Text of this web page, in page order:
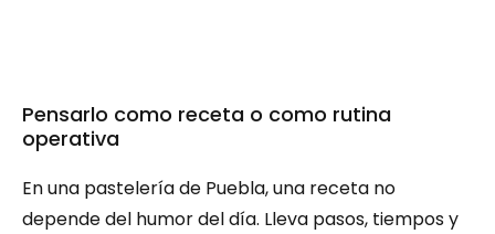
Pensarlo como receta o como rutina
operativa
En una pastelería de Puebla, una receta no
depende del humor del día. Lleva pasos, tiempos y